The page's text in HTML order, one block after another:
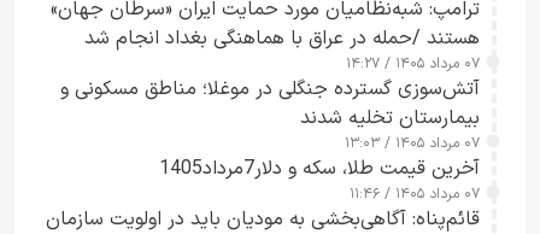
ترامپ: شبه‌نظامیان مورد حمایت ایران «سرطان جهان»
هستند /حمله در عراق با هماهنگی بغداد انجام شد
۰۷ مرداد ۱۴۰۵ / ۱۴:۲۷
آتش‌سوزی گسترده جنگلی در موغلا؛ مناطق مسکونی و
بیمارستان تخلیه شدند
۰۷ مرداد ۱۴۰۵ / ۱۳:۰۳
آخرین قیمت طلا، سکه و دلار7مرداد1405
۰۷ مرداد ۱۴۰۵ / ۱۱:۴۶
قائم‌پناه: آگاهی‌بخشی به مودیان باید در اولویت سازمان